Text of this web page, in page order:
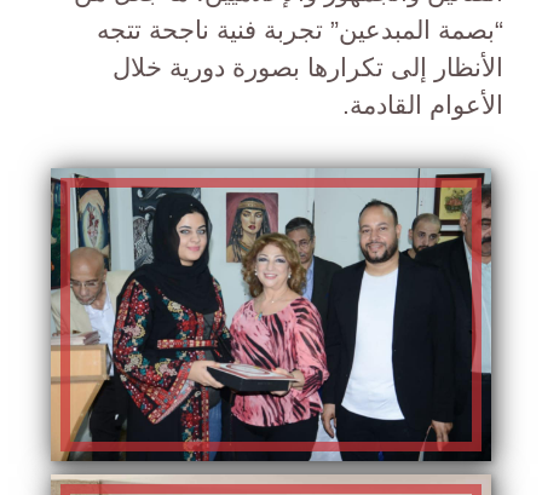
“بصمة المبدعين” تجربة فنية ناجحة تتجه
الأنظار إلى تكرارها بصورة دورية خلال
الأعوام القادمة.